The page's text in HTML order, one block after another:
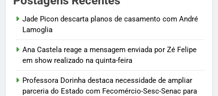
Jade Picon descarta planos de casamento com André
Lamoglia
Ana Castela reage a mensagem enviada por Zé Felipe
em show realizado na quinta-feira
Professora Dorinha destaca necessidade de ampliar
parceria do Estado com Fecomércio-Sesc-Senac para